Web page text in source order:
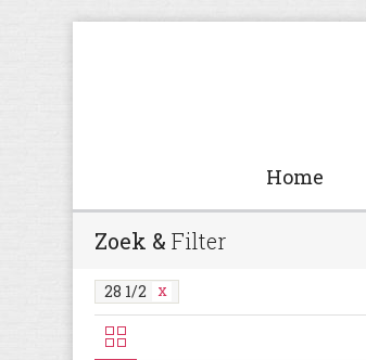
Home
Zoek & Filter
28 1/2